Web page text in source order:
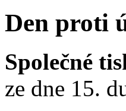
Den proti
Společné
ze dne 15.